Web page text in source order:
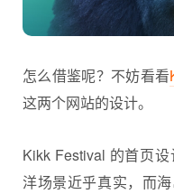
怎么借鉴呢？不妨看看
这两个网站的设计。
Kikk Festival 的首页
洋场景近乎真实，而